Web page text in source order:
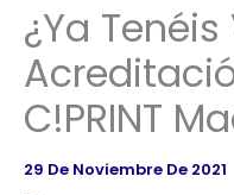
¿Ya
C!PRINT
29 De Noviembre De 2021